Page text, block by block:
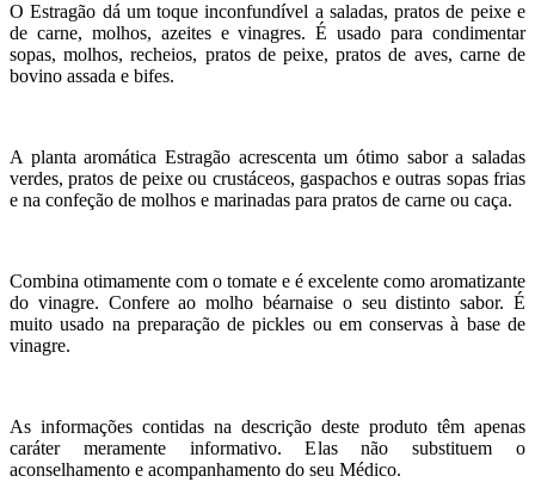
O Estragão dá um toque inconfundível a saladas, pratos de peixe e
de carne, molhos, azeites e vinagres. É usado para condimentar
sopas, molhos, recheios, pratos de peixe, pratos de aves, carne de
bovino assada e bifes.
A planta aromática Estragão acrescenta um ótimo sabor a saladas
verdes, pratos de peixe ou crustáceos, gaspachos e outras sopas frias
e na confeção de molhos e marinadas para pratos de carne ou caça.
Combina otimamente com o tomate e é excelente como aromatizante
do vinagre. Confere ao molho béarnaise o seu distinto sabor. É
muito usado na preparação de pickles ou em conservas à base de
vinagre.
As informações contidas na descrição deste produto têm apenas
caráter meramente informativo. Elas não substituem o
aconselhamento e acompanhamento do seu Médico.